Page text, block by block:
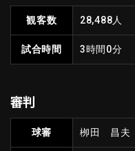
観客数 28,488人
試合時間 3時間0分
審判
球審 栁田 昌夫